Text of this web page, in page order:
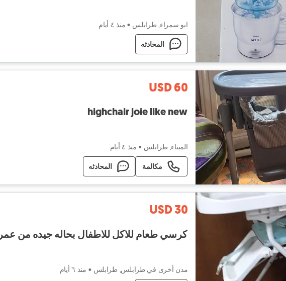
ابو سمراء, طرابلس • منذ ٤ أيام
المحادثه
USD 60
highchair joie like new
الميناء, طرابلس • منذ ٤ أيام
مكالمة المحادثه
USD 30
كرسي طعام للاكل للاطفال بحاله جيده من عمر ٦ اشهر حتى عمر ٥ سنين
مدن أخرى في طرابلس, طرابلس • منذ ٦ أيام